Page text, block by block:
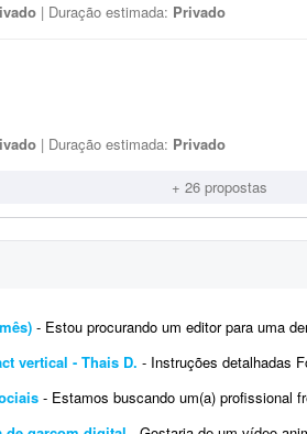
| Duração estimada: Privado
| Duração estimada: Privado
+ 26 propostas
- Estou procurando um editor para uma demanda recorrente de
vertical - Thais D. - Instruções detalhadas Formato e
- Estamos buscando um(a) profissional freelancer para